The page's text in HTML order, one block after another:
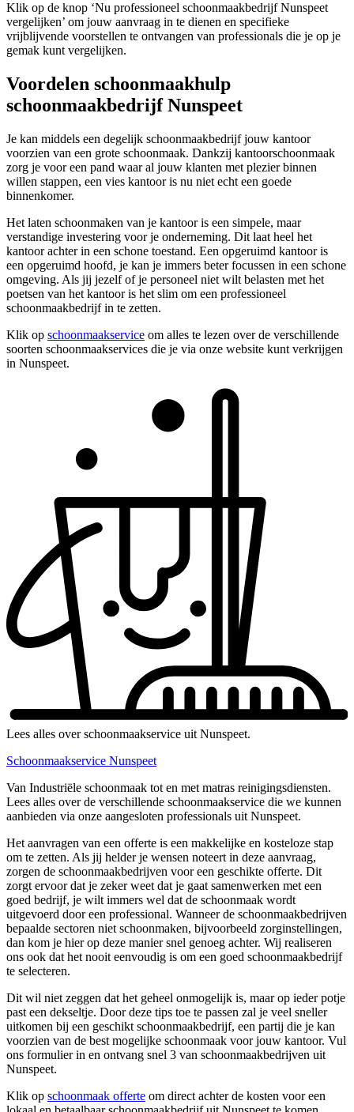
Klik op de knop ‘Nu professioneel schoonmaakbedrijf Nunspeet
vergelijken’ om jouw aanvraag in te dienen en specifieke
vrijblijvende voorstellen te ontvangen van professionals die je op je
gemak kunt vergelijken.
Voordelen schoonmaakhulp
schoonmaakbedrijf Nunspeet
Je kan middels een degelijk schoonmaakbedrijf jouw kantoor
voorzien van een grote schoonmaak. Dankzij kantoorschoonmaak
zorg je voor een pand waar al jouw klanten met plezier binnen
willen stappen, een vies kantoor is nu niet echt een goede
binnenkomer.
Het laten schoonmaken van je kantoor is een simpele, maar
verstandige investering voor je onderneming. Dit laat heel het
kantoor achter in een schone toestand. Een opgeruimd kantoor is
een opgeruimd hoofd, je kan je immers beter focussen in een schone
omgeving. Als jij jezelf of je personeel niet wilt belasten met het
poetsen van het kantoor is het slim om een professioneel
schoonmaakbedrijf in te zetten.
Klik op schoonmaakservice om alles te lezen over de verschillende
soorten schoonmaakservices die je via onze website kunt verkrijgen
in Nunspeet.
Lees alles over schoonmaakservice uit Nunspeet.
Schoonmaakservice Nunspeet
Van Industriële schoonmaak tot en met matras reinigingsdiensten.
Lees alles over de verschillende schoonmaakservice die we kunnen
aanbieden via onze aangesloten professionals uit Nunspeet.
Het aanvragen van een offerte is een makkelijke en kosteloze stap
om te zetten. Als jij helder je wensen noteert in deze aanvraag,
zorgen de schoonmaakbedrijven voor een geschikte offerte. Dit
zorgt ervoor dat je zeker weet dat je gaat samenwerken met een
goed bedrijf, je wilt immers wel dat de schoonmaak wordt
uitgevoerd door een professional. Wanneer de schoonmaakbedrijven
bepaalde sectoren niet schoonmaken, bijvoorbeeld zorginstellingen,
dan kom je hier op deze manier snel genoeg achter. Wij realiseren
ons ook dat het nooit eenvoudig is om een goed schoonmaakbedrijf
te selecteren.
Dit wil niet zeggen dat het geheel onmogelijk is, maar op ieder potje
past een dekseltje. Door deze tips toe te passen zal je veel sneller
uitkomen bij een geschikt schoonmaakbedrijf, een partij die je kan
voorzien van de best mogelijke schoonmaak voor jouw kantoor. Vul
ons formulier in en ontvang snel 3 van schoonmaakbedrijven uit
Nunspeet.
Klik op schoonmaak offerte om direct achter de kosten voor een